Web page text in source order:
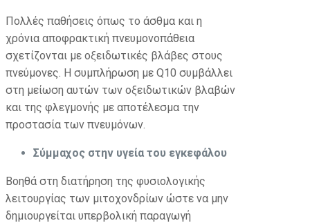
Πολλές παθήσεις όπως το άσθμα και η
χρόνια αποφρακτική πνευμονοπάθεια
σχετίζονται με οξειδωτικές βλάβες στους
πνεύμονες. Η συμπλήρωση με Q10 συμβάλλει
στη μείωση αυτών των οξειδωτικών βλαβών
και της φλεγμονής με αποτέλεσμα την
προστασία των πνευμόνων.
Σύμμαχος στην υγεία του εγκεφάλου
Βοηθά στη διατήρηση της φυσιολογικής
λειτουργίας των μιτοχονδρίων ώστε να μην
δημιουργείται υπερβολική παραγωγή